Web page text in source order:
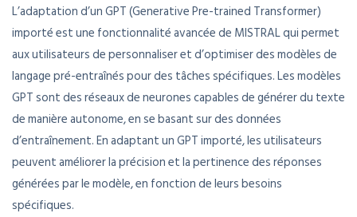
L’adaptation d’un GPT (Generative Pre-trained Transformer)
importé est une fonctionnalité avancée de MISTRAL qui permet
aux utilisateurs de personnaliser et d’optimiser des modèles de
langage pré-entraînés pour des tâches spécifiques. Les modèles
GPT sont des réseaux de neurones capables de générer du texte
de manière autonome, en se basant sur des données
d’entraînement. En adaptant un GPT importé, les utilisateurs
peuvent améliorer la précision et la pertinence des réponses
générées par le modèle, en fonction de leurs besoins
spécifiques.